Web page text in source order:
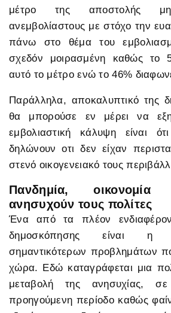
μέτρο της αποστολής
ανεμβολίαστους με στόχο την
πάνω στο θέμα του
σχεδόν μοιρασμένη καθώς το
αυτό το μέτρο ενώ το 46%
Παράλληλα, αποκαλυπτικό της
θα μπορούσε εν μέρει να
εμβολιαστική κάλυψη είναι
δηλώνουν οτι δεν είχαν
στενό οικογενειακό τους
Πανδημία,
ανησυχούν τους πολίτες
Ένα από τα πλέον
δημοσκόπησης είναι η
σημαντικότερων προβλημάτων
χώρα. Εδώ καταγράφεται μια
μεταβολή της ανησυχίας,
προηγούμενη περίοδο καθώς